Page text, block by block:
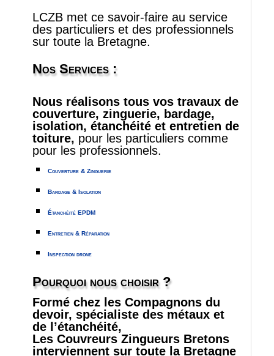
LCZB met ce savoir‑faire au service
des particuliers et des professionnels
sur toute la Bretagne.
Nos Services :
Nous réalisons tous vos travaux de
couverture, zinguerie, bardage,
isolation, étanchéité et entretien de
toiture, pour les particuliers comme
pour les professionnels.
Couverture & Zinguerie
Bardage & Isolation
Étanchéité EPDM
Entretien & Réparation
Inspection drone
Pourquoi nous choisir ?
Formé chez les Compagnons du
devoir, spécialiste des métaux et
de l’étanchéité,
Les Couvreurs Zingueurs Bretons
interviennent sur toute la Bretagne